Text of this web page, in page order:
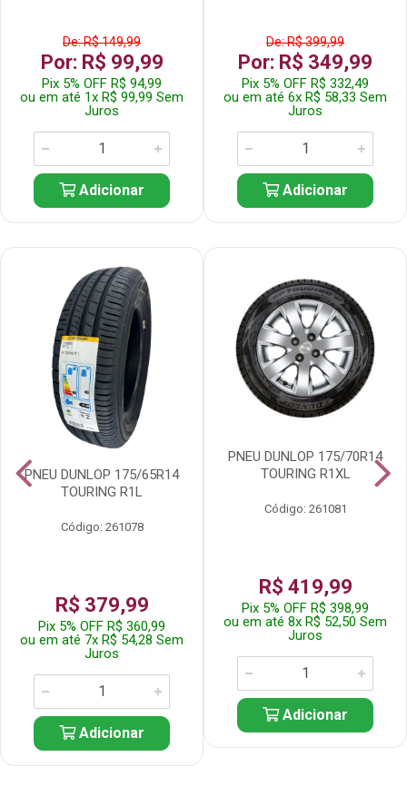
De: R$ 149,99
Por: R$ 99,99
Pix 5% OFF R$ 94,99
ou em até 1x R$ 99,99 Sem
Juros
Adicionar
De: R$ 399,99
Por: R$ 349,99
Pix 5% OFF R$ 332,49
ou em até 6x R$ 58,33 Sem
Juros
Adicionar
PNEU DUNLOP 175/65R14
TOURING R1L
Código: 261078
R$ 379,99
Pix 5% OFF R$ 360,99
ou em até 7x R$ 54,28 Sem
Juros
Adicionar
PNEU DUNLOP 175/70R14
TOURING R1XL
Código: 261081
R$ 419,99
Pix 5% OFF R$ 398,99
ou em até 8x R$ 52,50 Sem
Juros
Adicionar